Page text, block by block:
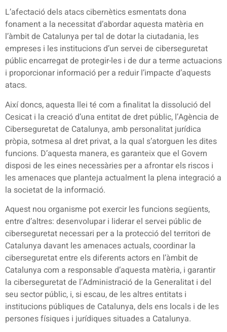
L’afectació dels atacs cibernètics esmentats dona
fonament a la necessitat d’abordar aquesta matèria en
l’àmbit de Catalunya per tal de dotar la ciutadania, les
empreses i les institucions d’un servei de ciberseguretat
públic encarregat de protegir-les i de dur a terme actuacions
i proporcionar informació per a reduir l’impacte d’aquests
atacs.
Així doncs, aquesta llei té com a finalitat la dissolució del
Cesicat i la creació d’una entitat de dret públic, l’Agència de
Ciberseguretat de Catalunya, amb personalitat jurídica
pròpia, sotmesa al dret privat, a la qual s’atorguen les dites
funcions. D’aquesta manera, es garanteix que el Govern
disposi de les eines necessàries per a afrontar els riscos i
les amenaces que planteja actualment la plena integració a
la societat de la informació.
Aquest nou organisme pot exercir les funcions següents,
entre d’altres: desenvolupar i liderar el servei públic de
ciberseguretat necessari per a la protecció del territori de
Catalunya davant les amenaces actuals, coordinar la
ciberseguretat entre els diferents actors en l’àmbit de
Catalunya com a responsable d’aquesta matèria, i garantir
la ciberseguretat de l’Administració de la Generalitat i del
seu sector públic, i, si escau, de les altres entitats i
institucions públiques de Catalunya, dels ens locals i de les
persones físiques i jurídiques situades a Catalunya.